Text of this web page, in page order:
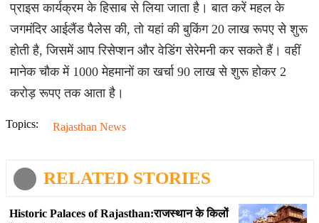
प्राइस कार्यक्रम के हिसाब से लिया जाता है। बात करें महल के
जगमंदिर आईलैंड पैलेस की, तो यहां की बुकिंग 20 लाख रूपए से शुरू
होती है, जिसमें आप रिसेप्शन और वेडिंग सेरेमनी कर सकते हैं। वहीं
मानेक चौक में 1000 मेहमानों का खर्चा 90 लाख से शुरू होकर 2
करोड़ रूपए तक आता है।
Topics: Rajasthan News
RELATED STORIES
Historic Palaces of Rajasthan:राजस्थान के किलों